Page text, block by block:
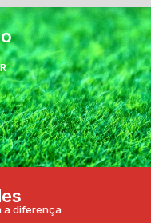
a diferença